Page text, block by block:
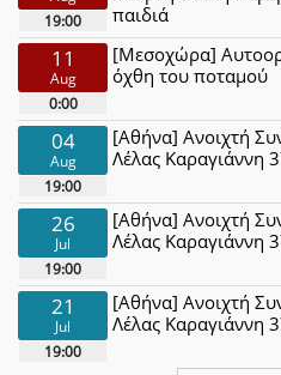
19:00
παιδιά
11
Aug
0:00
[Μεσοχώρα]
όχθη του ποταμού
04
Aug
19:00
[Αθήνα] Ανοιχτή
Λέλας Καραγιάννη
26
Jul
19:00
[Αθήνα] Ανοιχτή
Λέλας Καραγιάννη
21
Jul
19:00
[Αθήνα] Ανοιχτή
Λέλας Καραγιάννη